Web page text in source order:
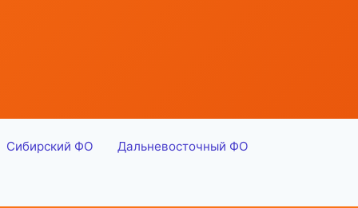
Сибирский ФО Дальневосточный ФО